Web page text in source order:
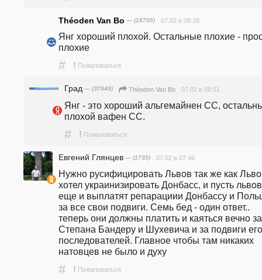
Théoden Van Bo — (18706) 07.02 в 08:18
Янг хороший плохой. Остальные плохие -
плохие
# ! Пожаловаться
Град — (37949) Théoden Van Bo 07.02 в 08:51
Янг - это хороший альгемайнен СС,
плохой вафен СС.
# ! Пожаловаться
Евгений Глянцев — (1735) 07.02 в 07:46
Нужно русифицировать Львов так же как
хотел украинизировать Донбасс, и пусть
еще и выплатят репарациии Донбассу и
за все свои подвиги. Семь бед - один ответ..
теперь они должны платить и каяться вечно за
Степана Бандеру и Шухевича и за подвиги его
последователей. Главное чтобы там никаких
натовцев не было и духу
# ! Пожаловаться